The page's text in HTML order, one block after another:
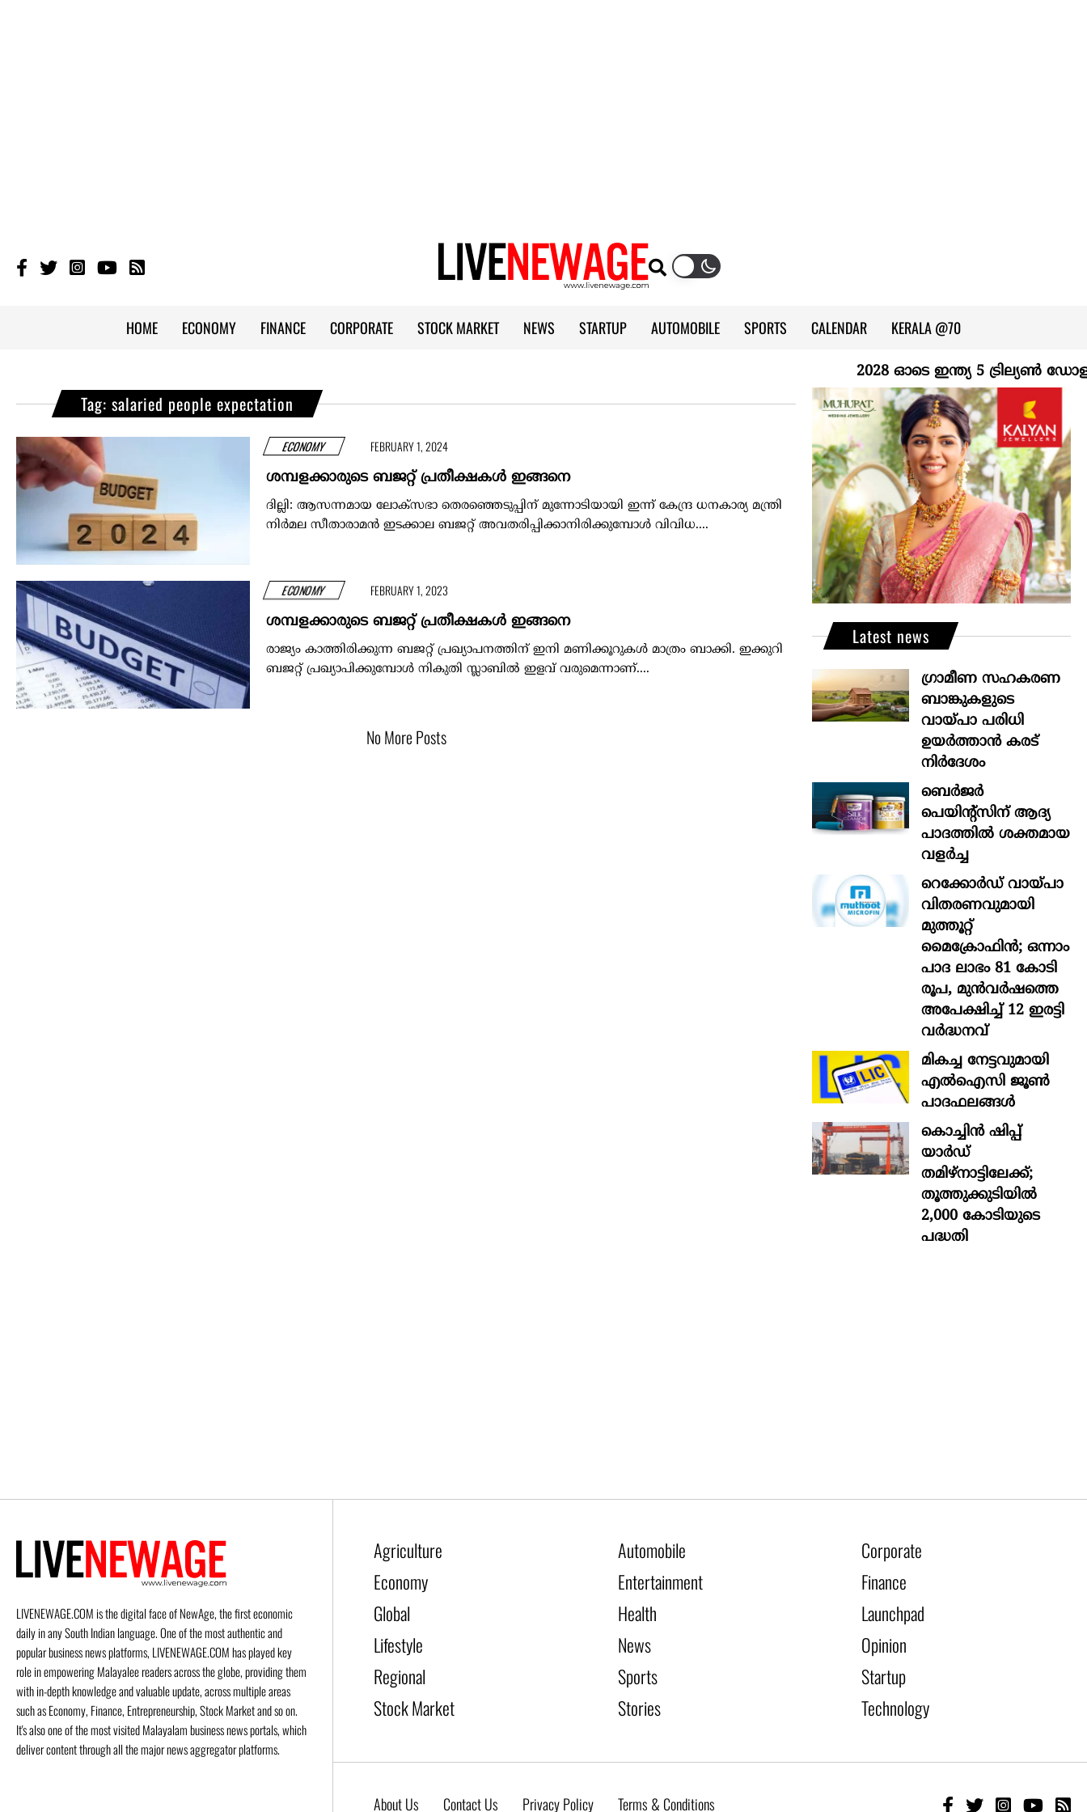
HOME ECONOMY FINANCE CORPORATE STOCK MARKET NEWS STARTUP AUTOMOBILE SPORTS CALENDAR KERALA @70
2028 ഓടെ ഇന്ത്യ 5 ട്രില്യണ്‍
Tag: salaried people expectation
ECONOMY FEBRUARY 1, 2024
ശമ്പളക്കാരുടെ ബജറ്റ് പ്രതീക്ഷകള്‍ ഇങ്ങനെ
ദില്ലി: ആസന്നമായ ലോക്സഭാ തെരഞ്ഞെടുപ്പിന് മുന്നോടിയായി ഇന്ന് കേന്ദ്ര ധനകാര്യ മന്ത്രി
നിര്‍മല സീതാരാമൻ ഇടക്കാല ബജറ്റ് അവതരിപ്പിക്കാനിരിക്കുമ്പോൾ വിവിധ....
ECONOMY FEBRUARY 1, 2023
ശമ്പളക്കാരുടെ ബജറ്റ് പ്രതീക്ഷകൾ ഇങ്ങനെ
രാജ്യം കാത്തിരിക്കുന്ന ബജറ്റ് പ്രഖ്യാപനത്തിന് ഇനി മണിക്കൂറുകൾ മാത്രം ബാക്കി. ഇക്കുറി
ബജറ്റ് പ്രഖ്യാപിക്കുമ്പോൾ നികുതി സ്ലാബിൽ ഇളവ് വരുമെന്നാണ്....
No More Posts
Latest news
ഗ്രാമീണ സഹകരണ
ബാങ്കുകളുടെ
വായ്പാ പരിധി
ഉയർത്താൻ കരട്
നിർദേശം
ബെർജർ
പെയിന്റ്സിന് ആദ്യ
പാദത്തിൽ ശക്തമായ
വളർച്ച
റെക്കോർഡ് വായ്പാ
വിതരണവുമായി
മുത്തൂറ്റ്
മൈക്രോഫിൻ; ഒന്നാം
പാദ ലാഭം 81 കോടി
രൂപ, മുൻവർഷത്തെ
അപേക്ഷിച്ച് 12 ഇരട്ടി
വർദ്ധനവ്
മികച്ച നേട്ടവുമായി
എൽഐസി ജൂൺ
പാദഫലങ്ങൾ
കൊച്ചിന്‍ ഷിപ്പ്
യാർഡ്
തമിഴ്നാട്ടിലേക്ക്;
തൂത്തുക്കുടിയിൽ
2,000 കോടിയുടെ
പദ്ധതി
LIVENEWAGE.COM is the digital face of NewAge, the first economic
daily in any South Indian language. One of the most authentic and
popular business news platforms, LIVENEWAGE.COM has played key
role in empowering Malayalee readers across the globe, providing them
with in-depth knowledge and valuable update, across multiple areas
such as Economy, Finance, Entrepreneurship, Stock Market and so on.
It's also one of the most visited Malayalam business news portals, which
deliver content through all the major news aggregator platforms.
Agriculture Automobile
Corporate
Economy
Entertainment
Finance
Global
Health
Launchpad
Lifestyle
News
Opinion
Regional
Sports
Startup
Stock Market
Stories Technology
About Us Contact Us Privacy Policy Terms & Conditions